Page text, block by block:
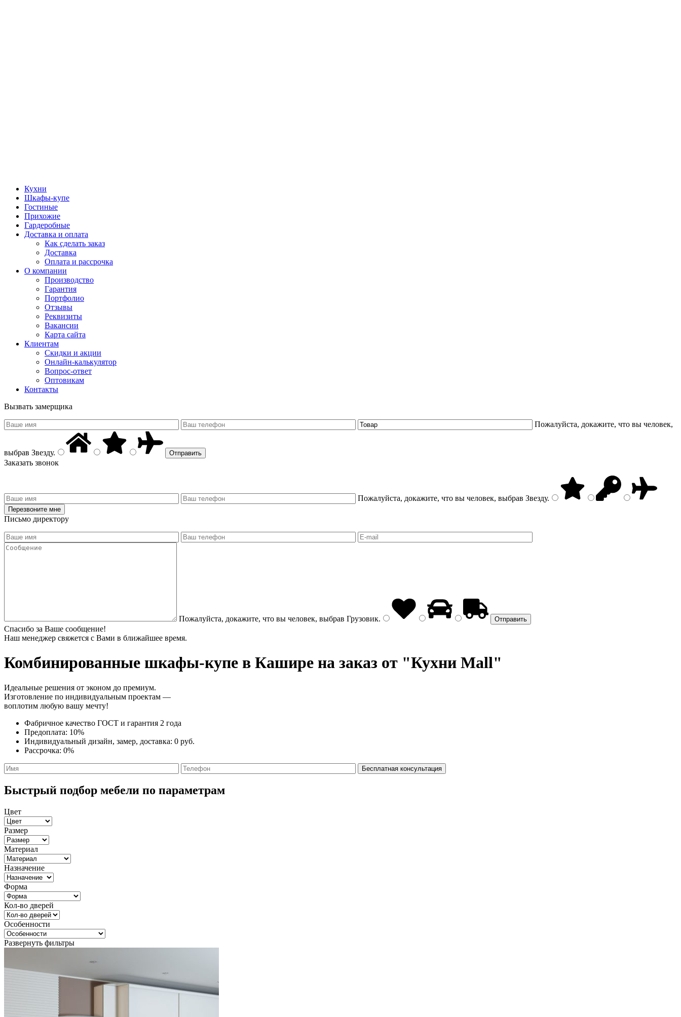
Кухни
Шкафы-купе
Гостиные
Прихожие
Гардеробные
Доставка и оплата
Как сделать заказ
Доставка
Оплата и рассрочка
О компании
Производство
Гарантия
Портфолио
Отзывы
Реквизиты
Вакансии
Карта сайта
Клиентам
Скидки и акции
Онлайн-калькулятор
Вопрос-ответ
Оптовикам
Контакты
Вызвать замерщика
Пожалуйста, докажите, что вы человек,
выбрав Звезду.
Заказать звонок
Пожалуйста, докажите, что вы человек, выбрав Звезду.
Письмо директору
Пожалуйста, докажите, что вы человек, выбрав Грузовик.
Спасибо за Ваше сообщение!
Наш менеджер свяжется с Вами в ближайшее время.
Комбинированные шкафы-купе в Кашире на заказ от "Кухни Mall"
Идеальные решения от эконом до премиум.
Изготовление по индивидуальным проектам —
воплотим любую вашу мечту!
Фабричное качество ГОСТ и гарантия 2 года
Предоплата: 10%
Индивидуальный дизайн, замер, доставка: 0 руб.
Рассрочка: 0%
Быстрый подбор мебели по параметрам
Цвет
Размер
Материал
Назначение
Форма
Кол-во дверей
Особенности
Развернуть фильтры